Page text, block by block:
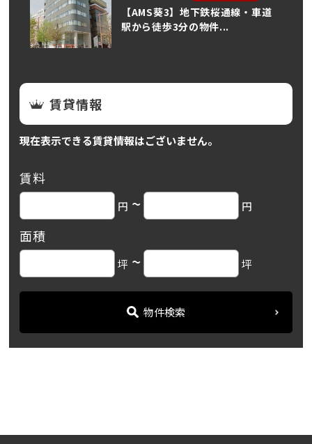
【AMS葵3】地下鉄桜通線・車道
駅から徒歩3分の物件...
賃貸情報
現在表示できる賃貸情報はございません。
賃料
円 ~ 円
面積
坪 ~ 坪
物件検索